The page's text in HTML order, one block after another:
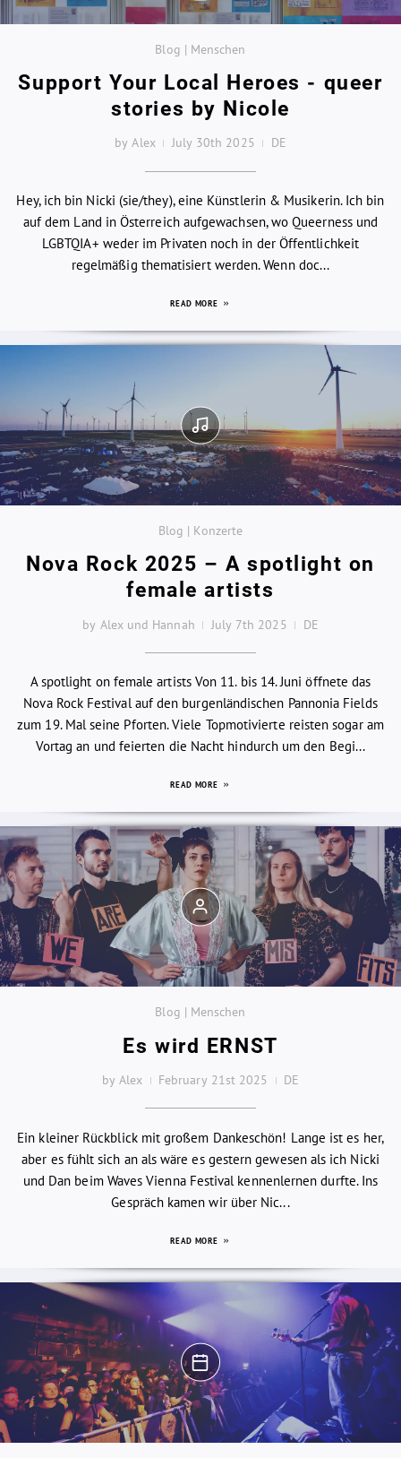
Blog | Menschen
Support Your Local Heroes - queer
stories by Nicole
by Alex July 30th 2025 DE
Hey, ich bin Nicki (sie/they), eine Künstlerin & Musikerin. Ich bin
auf dem Land in Österreich aufgewachsen, wo Queerness und
LGBTQIA+ weder im Privaten noch in der Öffentlichkeit
regelmäßig thematisiert werden. Wenn doc...
READ MORE
Blog | Konzerte
Nova Rock 2025 – A spotlight on
female artists
by Alex und Hannah July 7th 2025 DE
A spotlight on female artists Von 11. bis 14. Juni öffnete das
Nova Rock Festival auf den burgenländischen Pannonia Fields
zum 19. Mal seine Pforten. Viele Topmotivierte reisten sogar am
Vortag an und feierten die Nacht hindurch um den Begi...
READ MORE
Blog | Menschen
Es wird ERNST
by Alex February 21st 2025 DE
Ein kleiner Rückblick mit großem Dankeschön! Lange ist es her,
aber es fühlt sich an als wäre es gestern gewesen als ich Nicki
und Dan beim Waves Vienna Festival kennenlernen durfte. Ins
Gespräch kamen wir über Nic...
READ MORE